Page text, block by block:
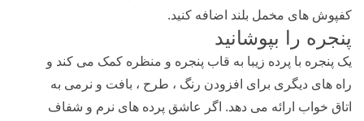
کفپوش های مخمل بلند اضافه کنید.
پنجره را بپوشانید
یک پنجره با پرده زیبا به قاب پنجره و منظره کمک می کند و
راه های دیگری برای افزودن رنگ ، طرح ، بافت و نرمی به
اتاق خواب ارائه می دهد. اگر عاشق پرده های نرم و شفاف